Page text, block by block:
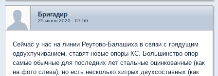
Бригадир
25 июня 2020 - 07:56
Сейчас у нас на линии Реутово-Балашиха в связи с грядущим
одвухпучиванием, ставят новые опоры КС. Большинство опор
самые обычные для последних лет стальные оцинкованные (как
на фото слева), но есть несколько хитрых двухсоставных (как